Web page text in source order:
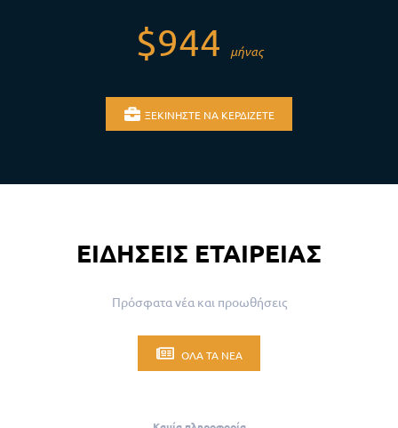
$944 μήνας
ΞΕΚΙΝΉΣΤΕ ΝΑ ΚΕΡΔΊΖΕΤΕ
ΕΙΔΉΣΕΙΣ ΕΤΑΙΡΕΊΑΣ
Πρόσφατα νέα και προωθήσεις
ΌΛΑ ΤΑ ΝΈΑ